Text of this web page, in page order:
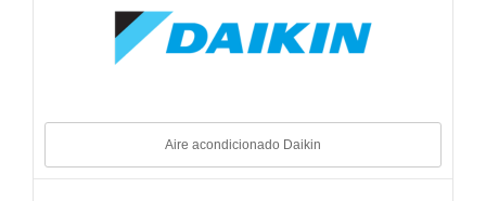
Aire acondicionado Daikin